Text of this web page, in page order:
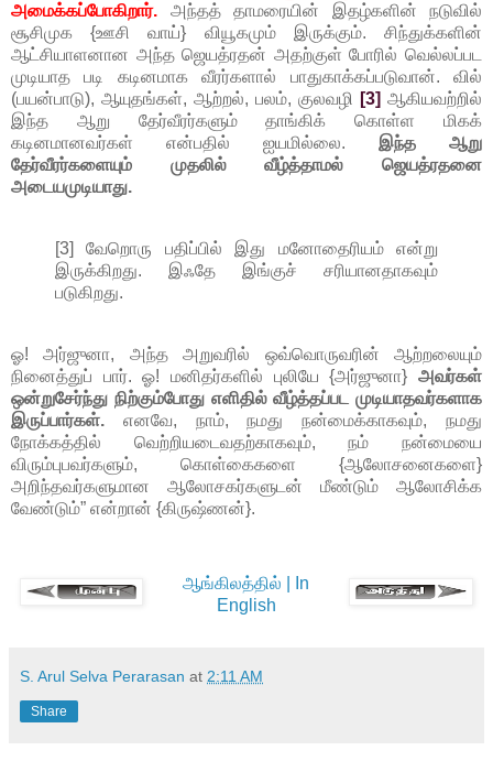
அமைக்கப்போகிறார். அந்தத் தாமரையின் இதழ்களின் நடுவில்
சூசிமுக {ஊசி வாய்} வியூகமும் இருக்கும். சிந்துக்களின்
ஆட்சியாளனான அந்த ஜெயத்ரதன் அதற்குள் போரில் வெல்லப்பட
முடியாத படி கடினமாக வீரர்களால் பாதுகாக்கப்படுவான். வில்
(பயன்பாடு), ஆயுதங்கள், ஆற்றல், பலம், குலவழி [3] ஆகியவற்றில்
இந்த ஆறு தேர்வீரர்களும் தாங்கிக் கொள்ள மிகக்
கடினமானவர்கள் என்பதில் ஐயமில்லை. இந்த ஆறு
தேர்வீரர்களையும் முதலில் வீழ்த்தாமல் ஜெயத்ரதனை
அடையமுடியாது.
[3] வேறொரு பதிப்பில் இது மனோதைரியம் என்று
இருக்கிறது. இஃதே இங்குச் சரியானதாகவும்
படுகிறது.
ஓ! அர்ஜுனா, அந்த அறுவரில் ஒவ்வொருவரின் ஆற்றலையும்
நினைத்துப் பார். ஓ! மனிதர்களில் புலியே {அர்ஜுனா} அவர்கள்
ஒன்றுசேர்ந்து நிற்கும்போது எளிதில் வீழ்த்தப்பட முடியாதவர்களாக
இருப்பார்கள். எனவே, நாம், நமது நன்மைக்காகவும், நமது
நோக்கத்தில் வெற்றியடைவதற்காகவும், நம் நன்மையை
விரும்புபவர்களும், கொள்கைகளை {ஆலோசனைகளை}
அறிந்தவர்களுமான ஆலோசகர்களுடன் மீண்டும் ஆலோசிக்க
வேண்டும்” என்றான் {கிருஷ்ணன்}.
ஆங்கிலத்தில் | In
English
S. Arul Selva Perarasan at 2:11 AM
Share